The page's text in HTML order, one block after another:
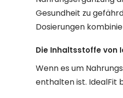
Gesundheit zu
Dosierungen
Die Inhaltsstoffe von
Wenn es um
enthalten ist. IdealFit